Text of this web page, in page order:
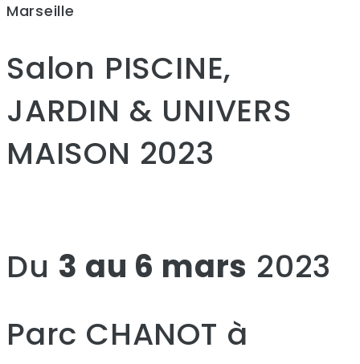
Marseille
Salon PISCINE,
JARDIN & UNIVERS
MAISON 2023
Du 3 au 6 mars 2023
Parc CHANOT à